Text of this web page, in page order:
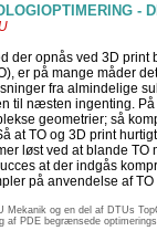
-
der opnås ved 3D
er på mange måder
fra almindelige
til næsten ingenting.
geometrier; så
at TO og 3D print
løst ved at blande
at der indgås
på anvendelse af
Mekanik og en del af DTUs
af PDE begrænsede